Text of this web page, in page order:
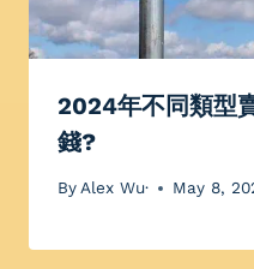
2024年不同類型
錢?
ByAlex Wu· May 8,